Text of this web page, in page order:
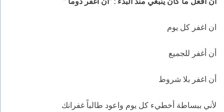
ان اغفر كل يوم
أن أغفر للجميع
أن اغفر بلا شروط
لأني ببساطة أخطيء كل يوم واعود طالباً غفرانك